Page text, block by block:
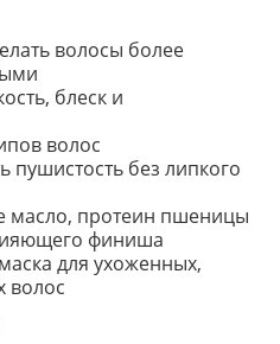
волосы более
блеск и
волос
пушистость без липкого
масло, протеин пшеницы
финиша
для ухоженных,
волос